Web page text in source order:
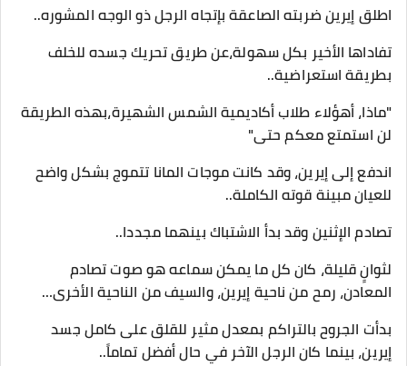
اطلق إيرين ضربته الصاعقة بإتجاه الرجل ذو الوجه المشوره..
تفاداها الأخير بكل سهولة،عن طريق تحريك جسده للخلف
بطريقة استعراضية..
"ماذا، أهؤلاء طلاب أكاديمية الشمس الشهيرة،بهذه الطريقة
لن استمتع معكم حتى"
اندفع إلى إيرين، وقد كانت موجات المانا تتموج بشكل واضح
للعيان مبينة قوته الكاملة..
تصادم الإثنين وقد بدأ الاشتباك بينهما مجددا..
لثوانٍ قليلة، كان كل ما يمكن سماعه هو صوت تصادم
المعادن، رمح من ناحية إيرين، والسيف من الناحية الأخرى…
بدأت الجروح بالتراكم بمعدل مثير للقلق على كامل جسد
إيرين، بينما كان الرجل الآخر في حال أفضل تماماً..